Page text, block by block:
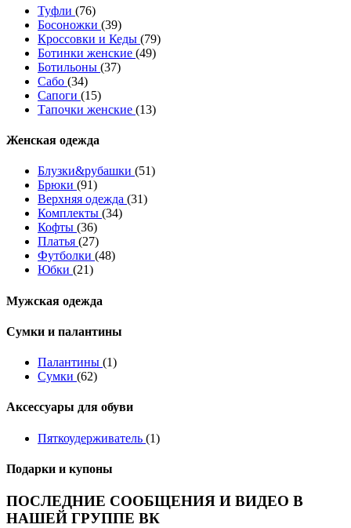
Туфли (76)
Босоножки (39)
Кроссовки и Кеды (79)
Ботинки женские (49)
Ботильоны (37)
Сабо (34)
Сапоги (15)
Тапочки женские (13)
Женская одежда
Блузки&рубашки (51)
Брюки (91)
Верхняя одежда (31)
Комплекты (34)
Кофты (36)
Платья (27)
Футболки (48)
Юбки (21)
Мужская одежда
Сумки и палантины
Палантины (1)
Сумки (62)
Аксессуары для обуви
Пяткоудерживатель (1)
Подарки и купоны
ПОСЛЕДНИЕ СООБЩЕНИЯ И ВИДЕО В
НАШЕЙ ГРУППЕ ВК